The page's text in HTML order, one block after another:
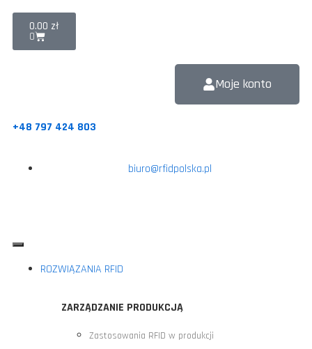
biuro@rfidpolska.pl
+48 797 424 803
Moje konto
0.00 zł
0
ROZWIĄZANIA RFID
ZARZĄDZANIE PRODUKCJĄ
Zastosowania RFID w produkcji